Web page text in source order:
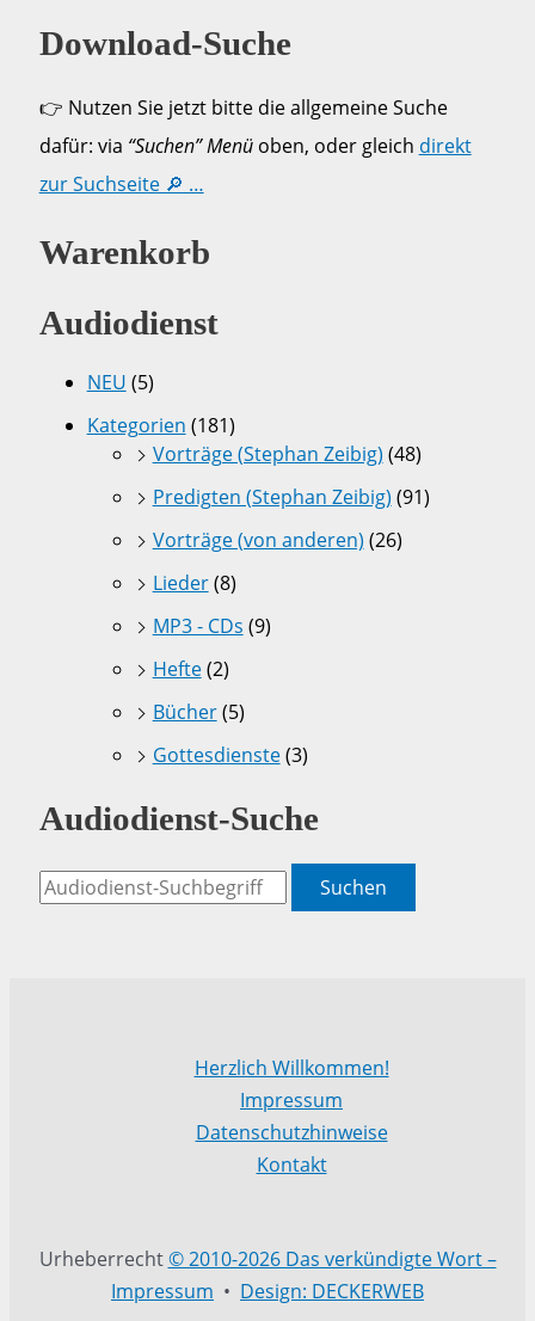
Download-Suche
👉 Nutzen Sie jetzt bitte die allgemeine Suche
dafür: via “Suchen” Menüoben, oder gleich direkt
zur Suchseite 🔎 …
Warenkorb
Audiodienst
NEU (5)
Kategorien (181)
Vorträge (Stephan Zeibig) (48)
Predigten (Stephan Zeibig) (91)
Vorträge (von anderen) (26)
Lieder(8)
MP3 - CDs (9)
Hefte(2)
Bücher(5)
Gottesdienste(3)
Audiodienst-Suche
Suchen
Herzlich Willkommen!
Impressum
Datenschutzhinweise
Kontakt
Urheberrecht© 2010-2026 Das verkündigte Wort –
Impressum • Design: DECKERWEB